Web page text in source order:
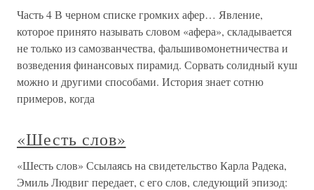
Часть 4 В черном списке громких афер… Явление,
которое принято называть словом «афера», складывается
не только из самозванчества, фальшивомонетничества и
возведения финансовых пирамид. Сорвать солидный куш
можно и другими способами. История знает сотню
примеров, когда
«Шесть слов»
«Шесть слов» Ссылаясь на свидетельство Карла Радека,
Эмиль Людвиг передает, с его слов, следующий эпизод: